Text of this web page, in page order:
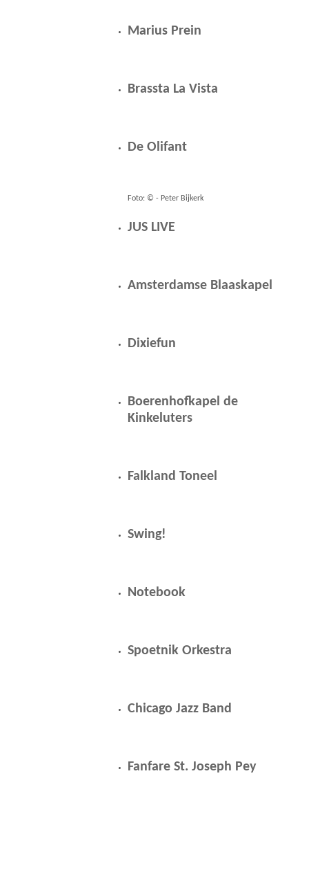
Marius Prein
Brassta La Vista
De Olifant
Foto: © - Peter Bijkerk
JUS LIVE
Amsterdamse Blaaskapel
Dixiefun
Boerenhofkapel de
Kinkeluters
Falkland Toneel
Swing!
Notebook
Spoetnik Orkestra
Chicago Jazz Band
Fanfare St. Joseph Pey